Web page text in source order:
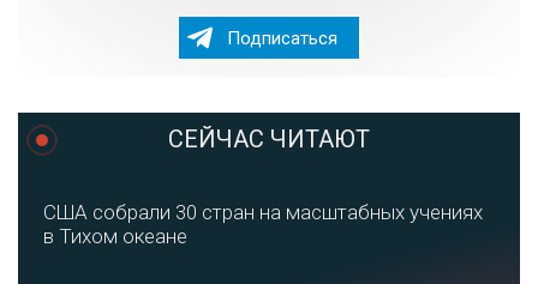
Подписаться
СЕЙЧАС ЧИТАЮТ
США собрали 30 стран на масштабных учениях
в Тихом океане